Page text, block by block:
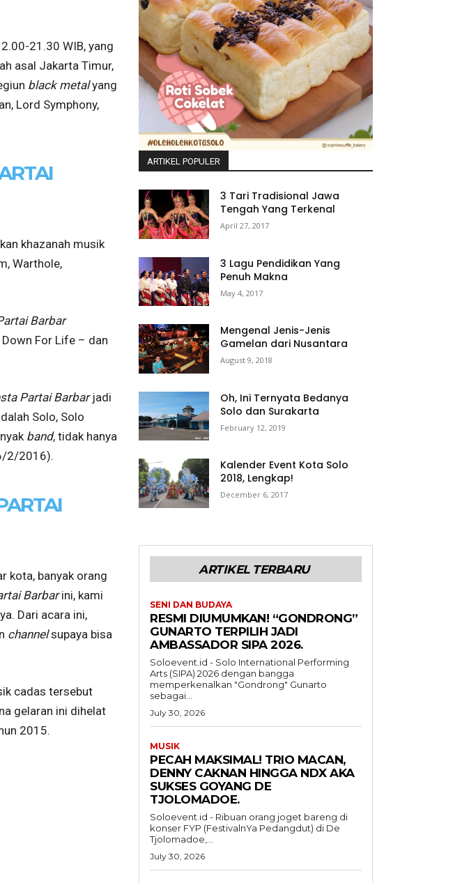
21.30 WIB, yang
asal Jakarta Timur,
black metalyang
Lord Symphony,
khazanah musik
Warthole,
Barbar
Down For Life – dan
Partai Barbarjadi
Solo, Solo
band, tidak hanya
2/2016).
kota, banyak orang
Barbarini, kami
Dari acara ini,
channelsupaya bisa
cadas tersebut
gelaran ini dihelat
2015.
ARTIKEL POPULER
3 Tari Tradisional Jawa
Tengah Yang Terkenal
April 27, 2017
3 Lagu Pendidikan Yang
Penuh Makna
May 4, 2017
Mengenal Jenis-Jenis
Gamelan dari Nusantara
August 9, 2018
Oh, Ini Ternyata Bedanya
Solo dan Surakarta
February 12, 2019
Kalender Event Kota Solo
2018, Lengkap!
December 6, 2017
ARTIKEL TERBARU
SENI DAN BUDAYA
RESMI DIUMUMKAN! “GONDRONG”
GUNARTO TERPILIH JADI
AMBASSADOR SIPA 2026.
Soloevent.id - Solo International Performing
Arts (SIPA) 2026 dengan bangga
memperkenalkan "Gondrong" Gunarto
sebagai...
July 30, 2026
MUSIK
PECAH MAKSIMAL! TRIO MACAN,
DENNY CAKNAN HINGGA NDX AKA
SUKSES GOYANG DE
TJOLOMADOE.
Soloevent.id - Ribuan orang joget bareng di
konser FYP (FestivalnYa Pedangdut) di De
Tjolomadoe,...
July 30, 2026